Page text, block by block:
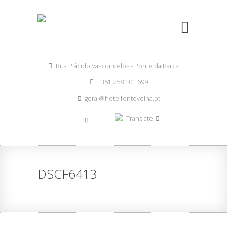
Rua Plácido Vasconcelos - Ponte da Barca
+351 258 101 699
geral@hotelfontevelha.pt
Translate
DSCF6413